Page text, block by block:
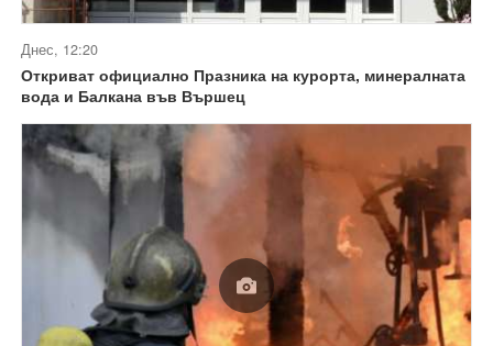
Днес, 12:20
Откриват официално Празника на курорта, минералната
вода и Балкана във Вършец